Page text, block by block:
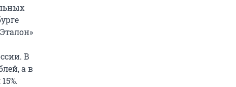
В
а в